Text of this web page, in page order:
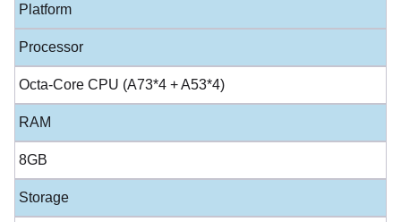
Platform
Processor
Octa-Core CPU (A73*4 + A53*4)
RAM
8GB
Storage